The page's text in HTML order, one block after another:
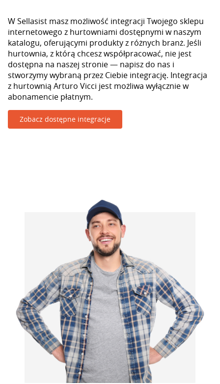
W Sellasist masz możliwość integracji Twojego sklepu
internetowego z hurtowniami dostępnymi w naszym
katalogu, oferującymi produkty z różnych branż. Jeśli
hurtownia, z którą chcesz współpracować, nie jest
dostępna na naszej stronie — napisz do nas i
stworzymy wybraną przez Ciebie integrację. Integracja
z hurtownią Arturo Vicci jest możliwa wyłącznie w
abonamencie płatnym.
Zobacz dostępne integracje